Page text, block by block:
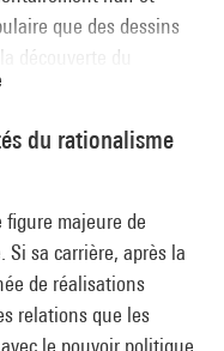
par ses membres,
Giuseppe Pinot-Gallizio
dérive ou urbanisme
l’affiche, médium
» aux multiples
Lampe, Élisabeth Jobin
que des dessins
découverte du
à une dissolution
en un jeu
du rationalisme
figure majeure de
sa carrière, après la
de réalisations
relations que les